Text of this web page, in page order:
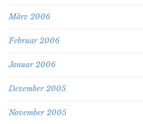
März 2006
Februar 2006
Januar 2006
Dezember 2005
November 2005